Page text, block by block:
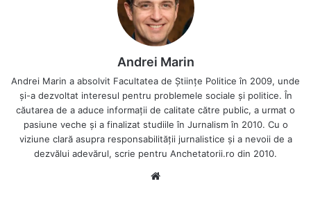
Andrei Marin
Andrei Marin a absolvit Facultatea de Științe Politice în 2009, unde
și-a dezvoltat interesul pentru problemele sociale și politice. În
căutarea de a aduce informații de calitate către public, a urmat o
pasiune veche și a finalizat studiile în Jurnalism în 2010. Cu o
viziune clară asupra responsabilității jurnalistice și a nevoii de a
dezvălui adevărul, scrie pentru Anchetatorii.ro din 2010.